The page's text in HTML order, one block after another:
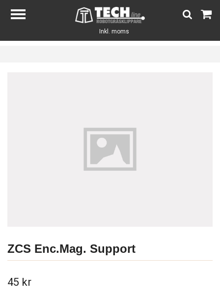
Inkl. moms
ZCS Enc.Mag. Support
45 kr